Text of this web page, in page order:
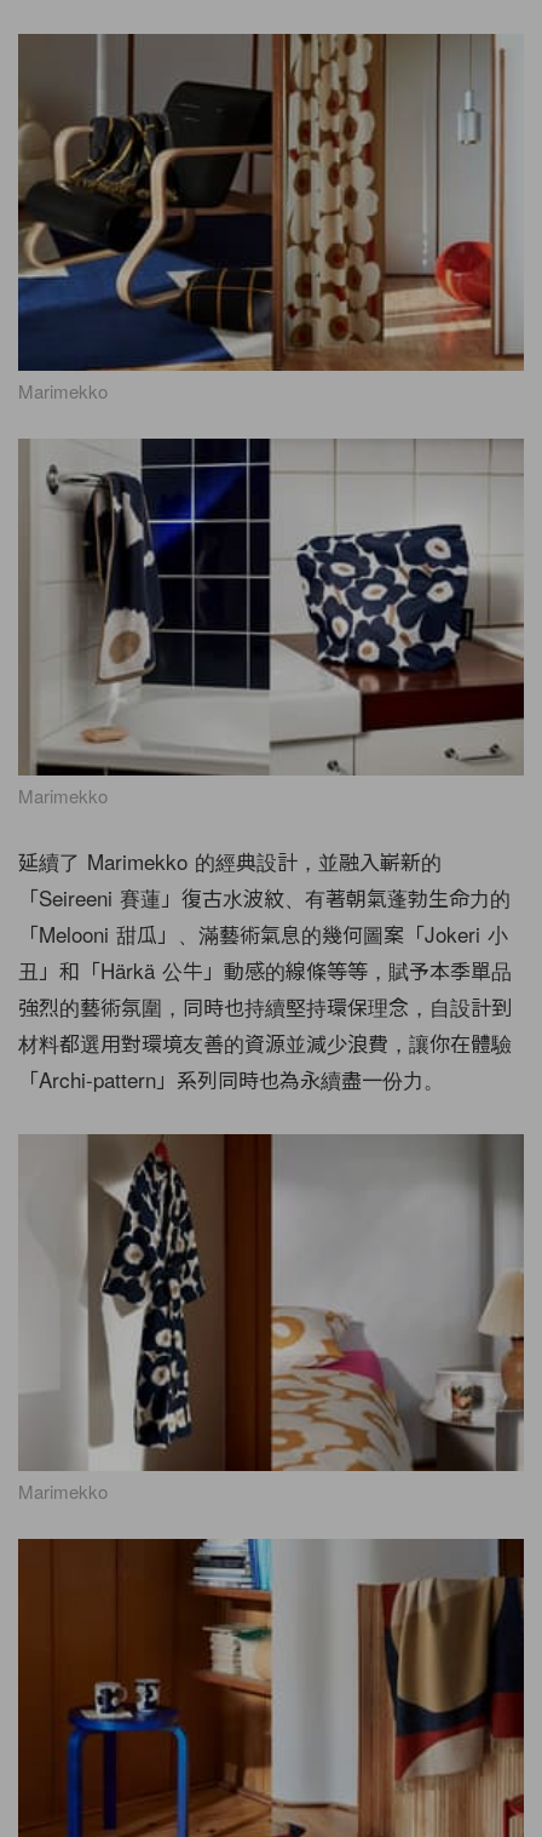
Marimekko
Marimekko
延續了 Marimekko 的經典設計，並融入嶄新的
「Seireeni 賽蓮」復古水波紋、有著朝氣蓬勃生命力的
「Melooni 甜瓜」、滿藝術氣息的幾何圖案「Jokeri 小
丑」和「Härkä 公牛」動感的線條等等，賦予本季單品
強烈的藝術氛圍，同時也持續堅持環保理念，自設計到
材料都選用對環境友善的資源並減少浪費，讓你在體驗
「Archi-pattern」系列同時也為永續盡一份力。
Marimekko